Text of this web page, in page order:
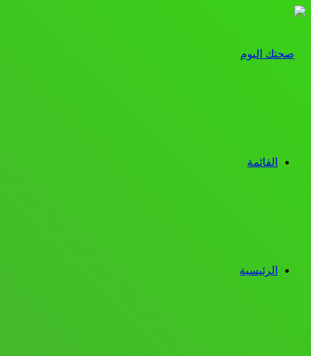
القائمة
الرئيسية